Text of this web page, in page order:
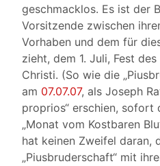
geschmacklos. Es ist der
Vorsitzende zwischen
Vorhaben und dem für
zieht, dem 1. Juli, Fest
Christi. (So wie die
am 07.07.07, als Joseph
proprios“ erschien, sofort
„Monat vom Kostbaren
hat keinen Zweifel daran,
„Piusbruderschaft“ mit